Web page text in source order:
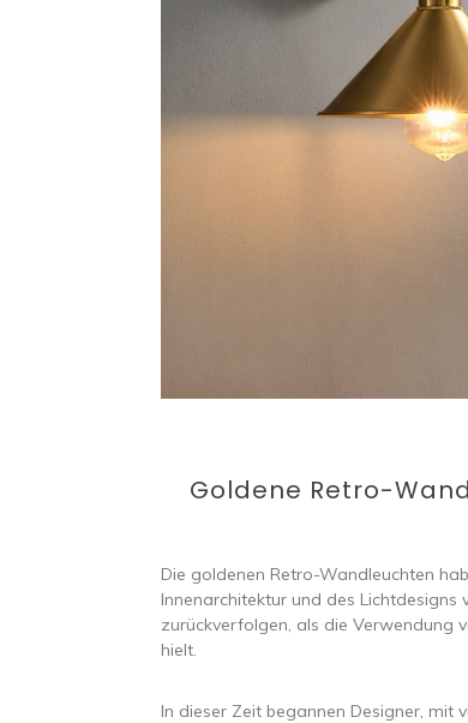
Goldene Retro-
Die goldenen Retro-Wandleuchten
Innenarchitektur und des Lichtdesigns
zurückverfolgen, als die Verwendung
hielt.
In dieser Zeit begannen Designer, mit